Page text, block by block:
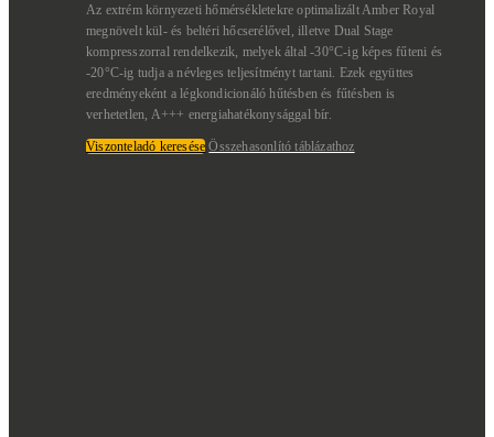
Az extrém környezeti hőmérsékletekre optimalizált Amber Royal
megnövelt kül- és beltéri hőcserélővel, illetve Dual Stage
kompresszorral rendelkezik, melyek által -30°C-ig képes fűteni és
-20°C-ig tudja a névleges teljesítményt tartani. Ezek együttes
eredményeként a légkondicionáló hűtésben és fűtésben is
verhetetlen, A+++ energiahatékonysággal bír.
Viszonteladó keresése Összehasonlító táblázathoz